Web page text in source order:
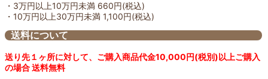
・3万円以上10万円未満 660円(税込)
・10万円以上30万円未満 1,100円(税込)
送料について
送り先１ヶ所に対して、ご購入商品代金10,000円(税別)以上ご購入
の場合 送料無料